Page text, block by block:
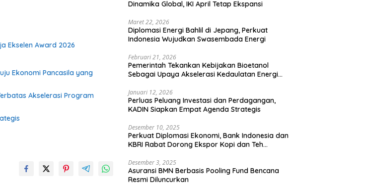
Ekselen Award 2026
Ekonomi Pancasila yang
Akselerasi Program
Dinamika Global, IKI April Tetap Ekspansi
Maret 22, 2026
Diplomasi Energi Bahlil di Jepang, Perkuat
Indonesia Wujudkan Swasembada Energi
Februari 21, 2026
Pemerintah Tekankan Kebijakan Bioetanol
Sebagai Upaya Akselerasi Kedaulatan Energi
Januari 12, 2026
Perluas Peluang Investasi dan Perdagangan,
KADIN Siapkan Empat Agenda Strategis
Desember 10, 2025
Perkuat Diplomasi Ekonomi, Bank Indonesia dan
KBRI Rabat Dorong Ekspor Kopi dan Teh
Desember 3, 2025
Asuransi BMN Berbasis Pooling Fund Bencana
Resmi Diluncurkan